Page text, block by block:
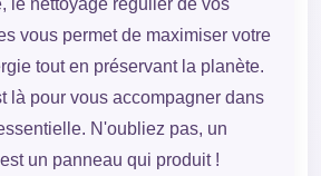
vous permet de maximiser votre
tout en préservant la planète.
là pour vous accompagner dans
N'oubliez pas, un
un panneau qui produit !